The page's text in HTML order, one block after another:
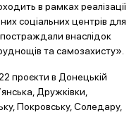
в рамках реалізації
соціальних центрів для
внаслідок
та самозахисту».
проєкти в Донецькій
Дружківки,
Покровську, Соледару,